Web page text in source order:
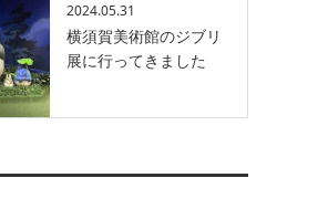
2024.05.31
横須賀美術館のジブリ
展に行ってきました